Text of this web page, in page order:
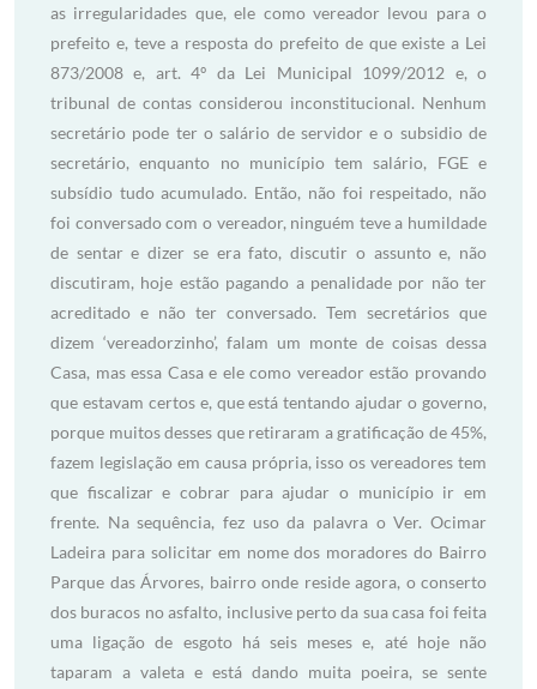
as irregularidades que, ele como vereador levou para o
prefeito e, teve a resposta do prefeito de que existe a Lei
873/2008 e, art. 4º da Lei Municipal 1099/2012 e, o
tribunal de contas considerou inconstitucional. Nenhum
secretário pode ter o salário de servidor e o subsidio de
secretário, enquanto no município tem salário, FGE e
subsídio tudo acumulado. Então, não foi respeitado, não
foi conversado com o vereador, ninguém teve a humildade
de sentar e dizer se era fato, discutir o assunto e, não
discutiram, hoje estão pagando a penalidade por não ter
acreditado e não ter conversado. Tem secretários que
dizem ‘vereadorzinho’, falam um monte de coisas dessa
Casa, mas essa Casa e ele como vereador estão provando
que estavam certos e, que está tentando ajudar o governo,
porque muitos desses que retiraram a gratificação de 45%,
fazem legislação em causa própria, isso os vereadores tem
que fiscalizar e cobrar para ajudar o município ir em
frente. Na sequência, fez uso da palavra o Ver. Ocimar
Ladeira para solicitar em nome dos moradores do Bairro
Parque das Árvores, bairro onde reside agora, o conserto
dos buracos no asfalto, inclusive perto da sua casa foi feita
uma ligação de esgoto há seis meses e, até hoje não
taparam a valeta e está dando muita poeira, se sente